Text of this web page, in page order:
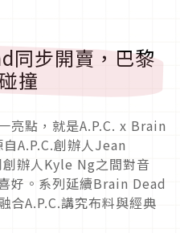
同步開賣，巴黎
撞
亮點，就是A.P.C. x Brain
A.P.C.創辦人Jean
辦人Kyle Ng之間對音
好。系列延續Brain Dead
合A.P.C.講究布料與經典